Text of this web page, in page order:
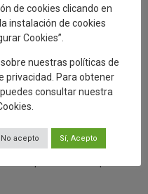
ha recalcado. Este
y alumnas de Educación
que finalice el trimestre
Artesanía de Navidad y
con cita previa y en
Local de Belenes
de cookies clicando en
instalación de cookies
Cookies”.
nuestras políticas de
privacidad. Para obtener
consultar nuestra
.
No acepto Sí, Acepto